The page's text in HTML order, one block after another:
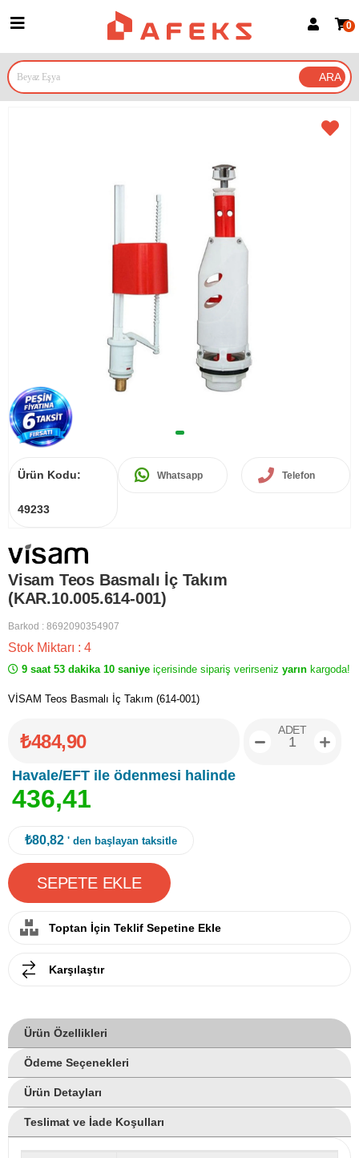
Google İle Bağlan
0
Ürün Kodu:
49233
Whatsapp Telefon
Visam Teos Basmalı İç Takım
(KAR.10.005.614-001)
Barkod : 8692090354907
Stok Miktarı : 4
9 saat 53 dakika 10 saniye içerisinde sipariş verirseniz yarın kargoda!
VİSAM Teos Basmalı İç Takım (614-001)
₺484,90
Havale/EFT ile ödenmesi halinde
436,41
ADET
₺80,82 ' den başlayan taksitle
Toptan İçin Teklif Sepetine Ekle
Karşılaştır
Ürün Özellikleri
Ödeme Seçenekleri
Ürün Detayları
Teslimat ve İade Koşulları